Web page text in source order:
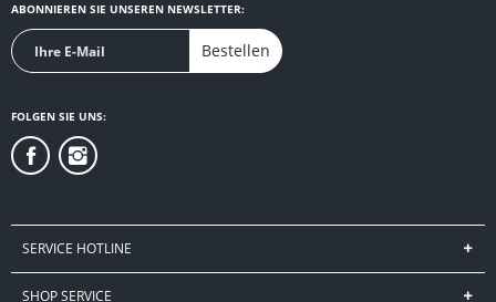
ABONNIEREN SIE UNSEREN NEWSLETTER:
Bestellen
FOLGEN SIE UNS:
SERVICE HOTLINE
SHOP SERVICE